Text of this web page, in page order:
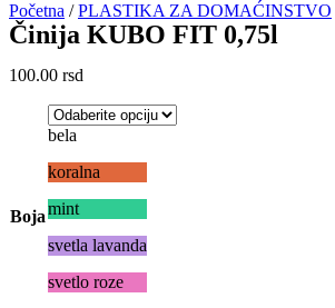
Početna /PLASTIKA ZA DOMAĆINSTVO
Činija KUBO FIT 0,75l
100.00 rsd
Boja
bela
koralna
mint
svetla lavanda
svetlo roze